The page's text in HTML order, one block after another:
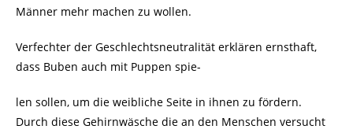
Männer mehr machen zu wollen.
Verfechter der Geschlechtsneutralität erklären ernsthaft,
dass Buben auch mit Puppen spie-
len sollen, um die weibliche Seite in ihnen zu fördern.
Durch diese Gehirnwäsche die an den Menschen versucht